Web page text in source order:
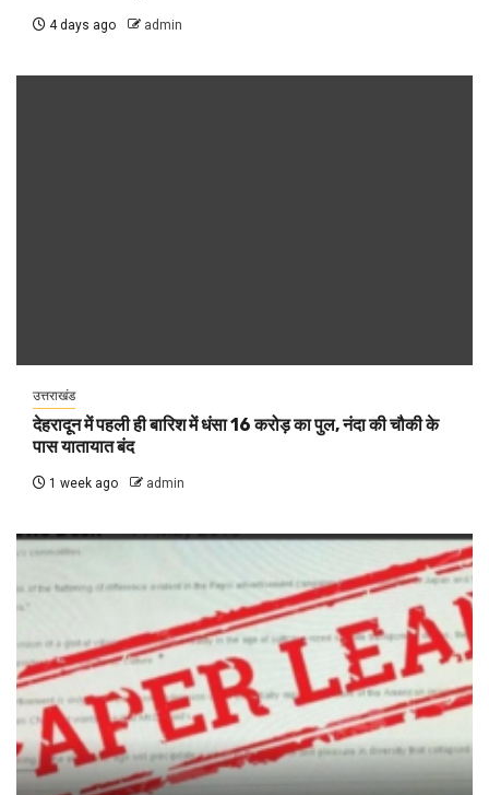
4 days ago admin
उत्तराखंड
देहरादून में पहली ही बारिश में धंसा 16 करोड़ का पुल, नंदा की चौकी के
पास यातायात बंद
1 week ago admin